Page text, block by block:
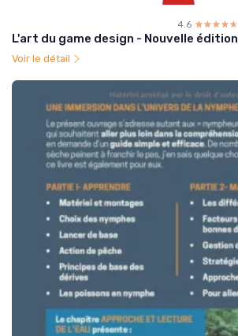
4.6 ☆☆☆☆☆
★★★★★
L'art du game design - Nouvelle édition
Voir le détail